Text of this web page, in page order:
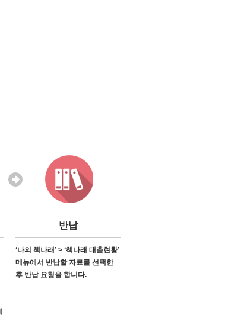
반납
‘나의 책나래’ > ‘책나래 대출현황’
메뉴에서 반납할 자료를 선택한
후 반납 요청을 합니다.